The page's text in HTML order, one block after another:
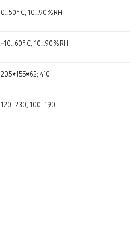
0...50°С, 10...90%RH
−10...60°С, 10...90%RH
205×155×62; 410
120...230; 100...190